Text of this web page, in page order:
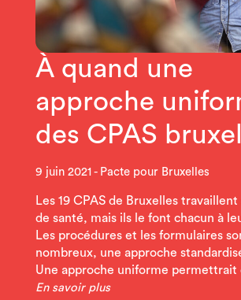
À quand une
approche
des CPAS
9 juin 2021 Pacte pour Bruxelles
Les 19 CPAS de Bruxelles travaillent
de santé, mais ils le font chacun à
Les procédures et les formulaires
nombreux, une approche
Une approche uniforme permettrait
En savoir plus